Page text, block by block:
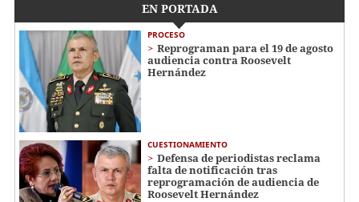
EN PORTADA
PROCESO
Reprograman para el 19 de agosto
audiencia contra Roosevelt
Hernández
CUESTIONAMIENTO
Defensa de periodistas reclama
falta de notificación tras
reprogramación de audiencia de
Roosevelt Hernández